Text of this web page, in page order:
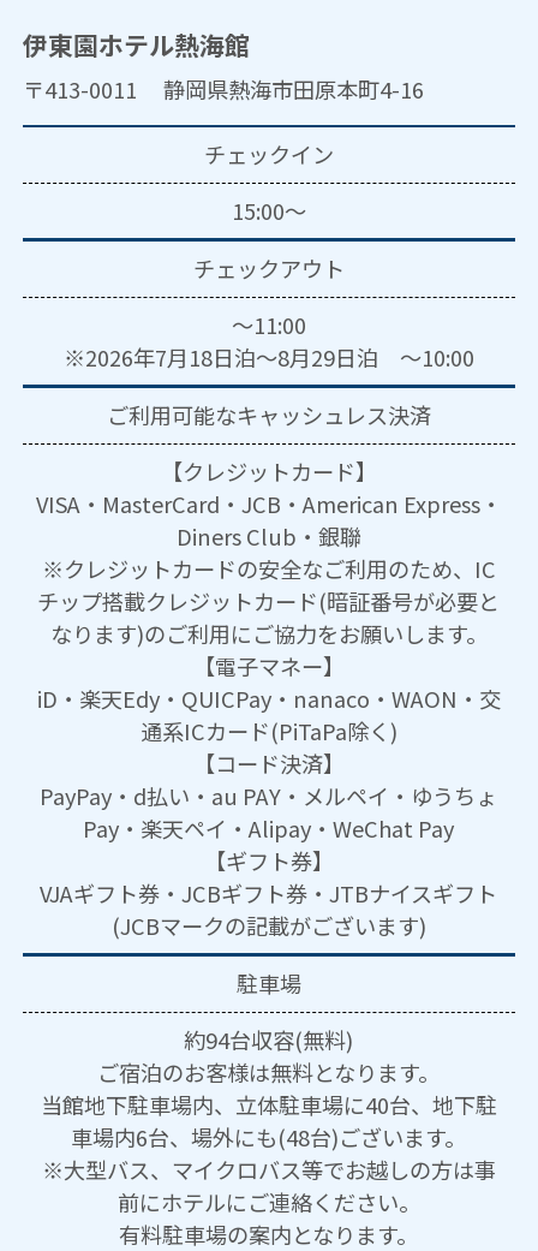
伊東園ホテル熱海館
〒413-0011 静岡県熱海市田原本町4-16
チェックイン
15:00～
チェックアウト
～11:00
※2026年7月18日泊～8月29日泊 ～10:00
ご利用可能なキャッシュレス決済
【クレジットカード】
VISA・MasterCard・JCB・American Express・
Diners Club・銀聯
※クレジットカードの安全なご利用のため、IC
チップ搭載クレジットカード(暗証番号が必要と
なります)のご利用にご協力をお願いします。
【電子マネー】
iD・楽天Edy・QUICPay・nanaco・WAON・交
通系ICカード(PiTaPa除く)
【コード決済】
PayPay・d払い・au PAY・メルペイ・ゆうちょ
Pay・楽天ペイ・Alipay・WeChat Pay
【ギフト券】
VJAギフト券・JCBギフト券・JTBナイスギフト
(JCBマークの記載がございます)
駐車場
約94台収容(無料)
ご宿泊のお客様は無料となります。
当館地下駐車場内、立体駐車場に40台、地下駐
車場内6台、場外にも(48台)ございます。
※大型バス、マイクロバス等でお越しの方は事
前にホテルにご連絡ください。
有料駐車場の案内となります。